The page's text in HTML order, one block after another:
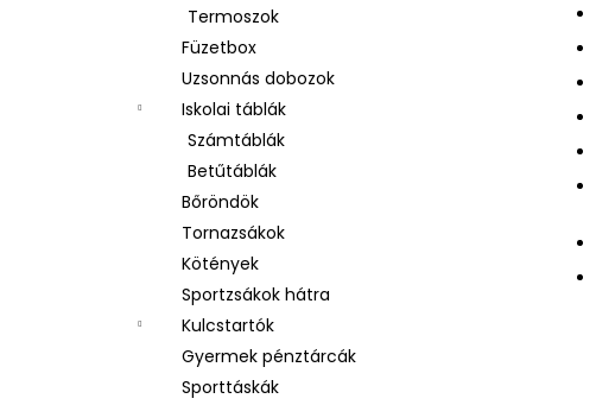
Termoszok
Füzetbox
Uzsonnás dobozok
Iskolai táblák
Számtáblák
Betűtáblák
Bőröndök
Tornazsákok
Kötények
Sportzsákok hátra
Kulcstartók
Gyermek pénztárcák
Sporttáskák